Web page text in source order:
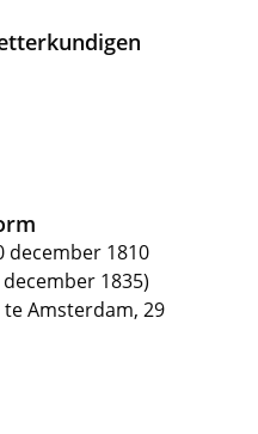
december 1810
1835)
Amsterdam, 29